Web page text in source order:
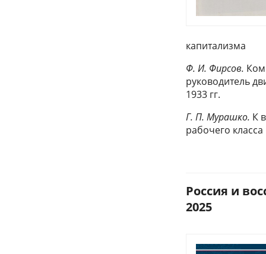
капитализма
Ф. И. Фирсов.
руководитель
1933 гг.
Г. П. Мурашко. К
рабочего класса
Россия и
2025